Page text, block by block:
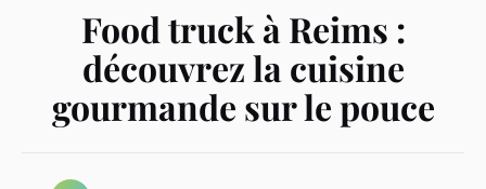
Food truck à Reims :
découvrez la cuisine
gourmande sur le pouce